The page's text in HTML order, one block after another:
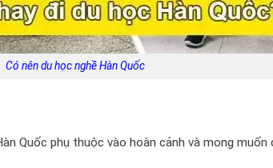
Có nên du học nghề Hàn Quốc
Quốc phụ thuộc vào hoàn cảnh và mong muốn